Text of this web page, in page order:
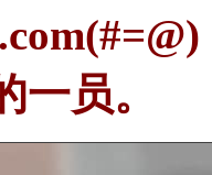
员。